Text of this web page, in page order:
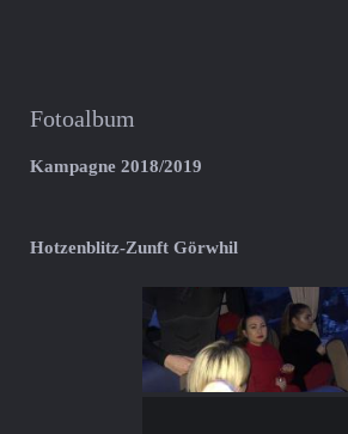
Fotoalbum
Kampagne 2018/2019
Hotzenblitz-Zunft Görwhil